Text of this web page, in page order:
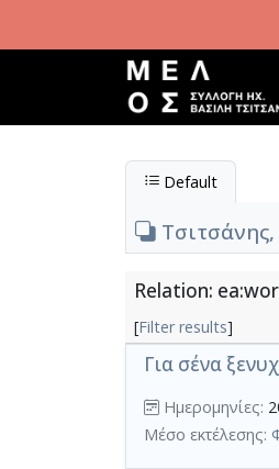
Default
Relation:
[Filter results]
Για σένα
Ημερομηνίες:
Μέσο εκτέλεσης: